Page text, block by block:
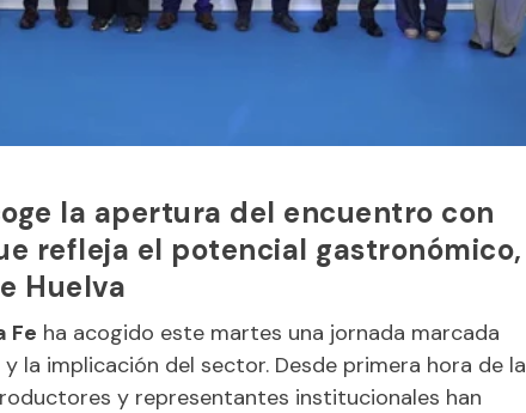
la apertura del encuentro con
refleja el potencial gastronómico,
Huelva
Fe ha acogido este martes una jornada marcada
la implicación del sector. Desde primera hora de la
y representantes institucionales han